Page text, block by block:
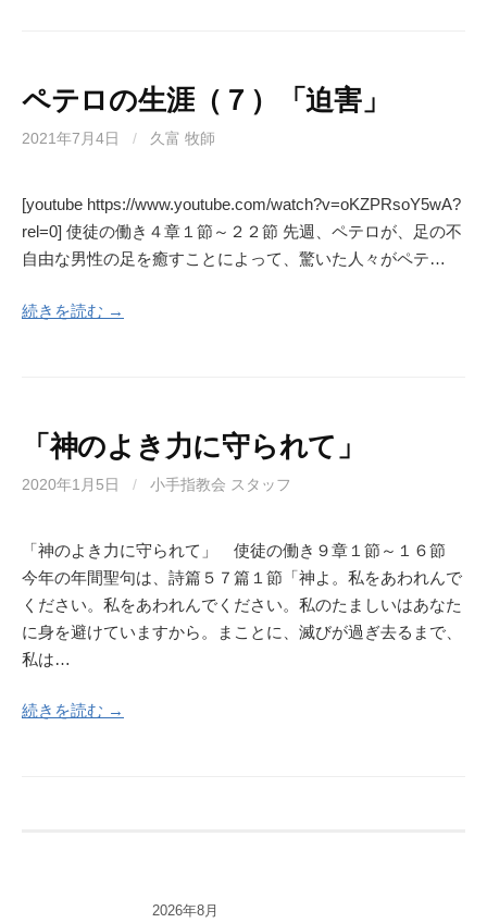
ペテロの生涯（７）「迫害」
2021年7月4日 / 久富 牧師
[youtube https://www.youtube.com/watch?v=oKZPRsoY5wA?
rel=0] 使徒の働き４章１節～２２節 先週、ペテロが、足の不
自由な男性の足を癒すことによって、驚いた人々がペテ…
続きを読む →
「神のよき力に守られて」
2020年1月5日 / 小手指教会 スタッフ
「神のよき力に守られて」 使徒の働き９章１節～１６節
今年の年間聖句は、詩篇５７篇１節「神よ。私をあわれんで
ください。私をあわれんでください。私のたましいはあなた
に身を避けていますから。まことに、滅びが過ぎ去るまで、
私は…
続きを読む →
2026年8月